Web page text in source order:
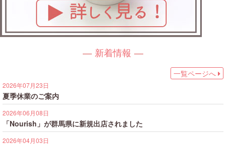
新着情報
一覧ページへ
2026年07月23日
夏季休業のご案内
2026年06月08日
「Nourish」が群馬県に新規出店されました
2026年04月03日